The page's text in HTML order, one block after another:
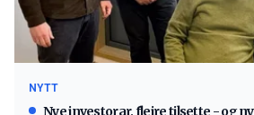
NYTT
Nye investorar, fleire tilsette - og